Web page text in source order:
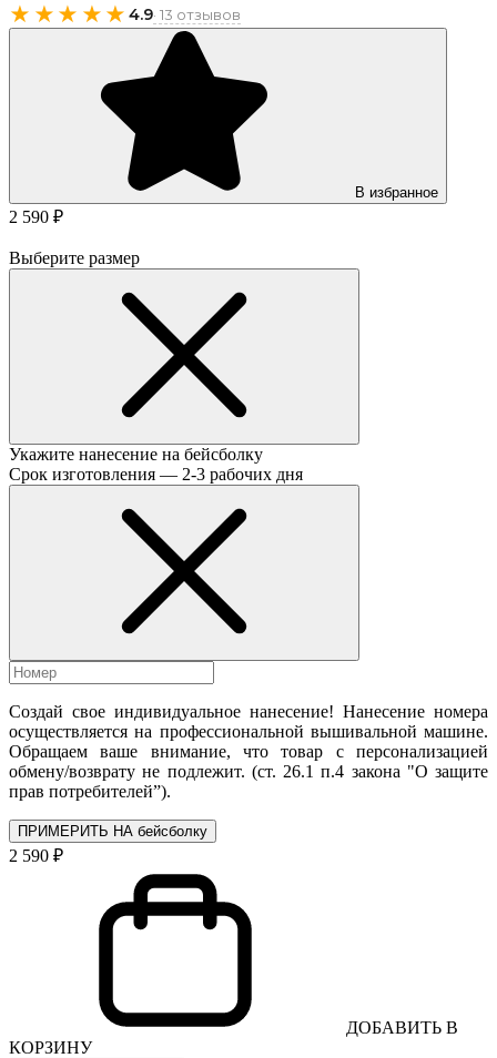
★★★★★ 4.9· 13 отзывов
В избранное
2 590 ₽
Выберите размер
Укажите нанесение на бейсболку
Срок изготовления — 2-3 рабочих дня
Создай свое индивидуальное нанесение! Нанесение номера
осуществляется на профессиональной вышивальной машине.
Обращаем ваше внимание, что товар с персонализацией
обмену/возврату не подлежит. (ст. 26.1 п.4 закона "О защите
прав потребителей”).
ПРИМЕРИТЬ НА бейсболку
2 590 ₽
ДОБАВИТЬ В
КОРЗИНУ